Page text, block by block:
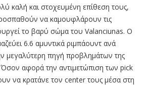
καλή και στοχευμένη επίθεση τους,
να καμουφλάρουν τις
το βαρύ σώμα του Valanciunas. O
6.6 αμυντικά ριμπάουντ ανά
μεγαλύτερη πηγή προβλημάτων της
Όσον αφορά την αντιμετώπιση των pick
να κρατάνε τον center τους μέσα στη